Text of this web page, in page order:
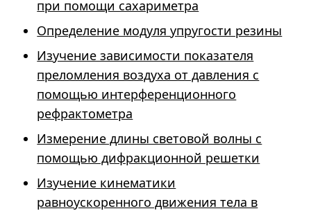
при помощи сахариметра
Определение модуля упругости резины
Изучение зависимости показателя
преломления воздуха от давления с
помощью интерференционного
рефрактометра
Измерение длины световой волны с
помощью дифракционной решетки
Изучение кинематики
равноускоренного движения тела в